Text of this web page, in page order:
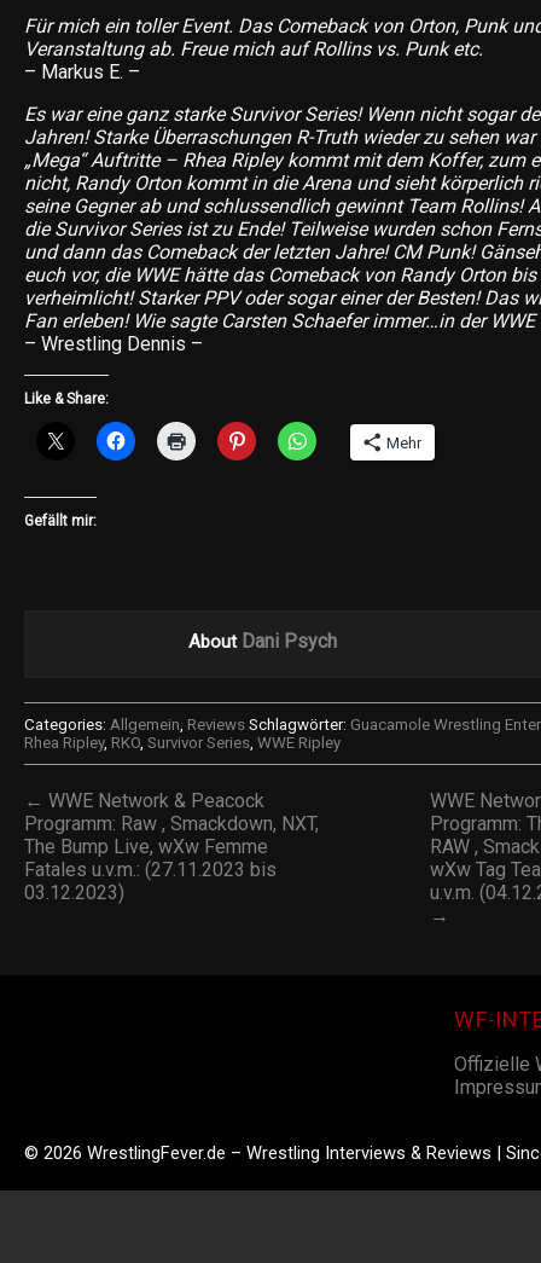
Für mich ein toller Event. Das Comeback von Orton, Punk
Veranstaltung ab. Freue mich auf Rollins vs. Punk etc.
– Markus E. –
Es war eine ganz starke Survivor Series! Wenn nicht sogar
Jahren! Starke Überraschungen R-Truth wieder zu sehen
„Mega“ Auftritte – Rhea Ripley kommt mit dem Koffer, zum
nicht, Randy Orton kommt in die Arena und sieht körperlich
seine Gegner ab und schlussendlich gewinnt Team Rollins!
die Survivor Series ist zu Ende! Teilweise wurden schon
und dann das Comeback der letzten Jahre! CM Punk!
euch vor, die WWE hätte das Comeback von Randy Orton bis
verheimlicht! Starker PPV oder sogar einer der Besten! Das
Fan erleben! Wie sagte Carsten Schaefer immer…in der
– Wrestling Dennis –
Like & Share:
Mehr
Gefällt mir:
About Dani Psych
Categories: Allgemein, Reviews Schlagwörter: Guacamole Wrestling
Rhea Ripley, RKO, Survivor Series, WWE Ripley
← WWE Network & Peacock
Programm: Raw , Smackdown, NXT,
The Bump Live, wXw Femme
Fatales u.v.m.: (27.11.2023 bis
03.12.2023)
WWE
Programm:
RAW ,
wXw Tag
u.v.m.
→
WF-
Offizielle
© 2026 WrestlingFever.de – Wrestling Interviews & Reviews |